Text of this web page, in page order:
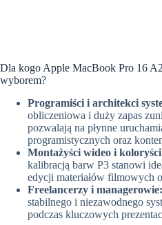
Dla kogo Apple MacBook Pro 16
wyborem?
Programiści i architekci
obliczeniowa i duży zapas
pozwalają na płynne
programistycznych oraz
Montażyści wideo i
kalibracją barw P3 stanowi
edycji materiałów filmowych
Freelancerzy i managerowie:
stabilnego i niezawodnego
podczas kluczowych